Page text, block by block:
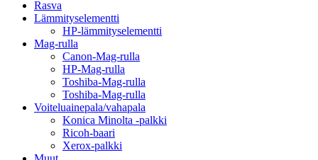
Rasva
Lämmityselementti
HP-lämmityselementti
Mag-rulla
Canon-Mag-rulla
HP-Mag-rulla
Toshiba-Mag-rulla
Toshiba-Mag-rulla
Voiteluainepala/vahapala
Konica Minolta -palkki
Ricoh-baari
Xerox-palkki